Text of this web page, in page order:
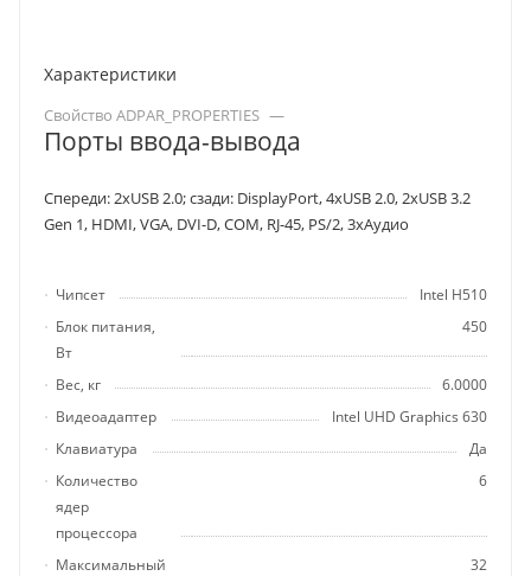
Характеристики
Свойство ADPAR_PROPERTIES —
Порты ввода-вывода
Спереди: 2хUSB 2.0; сзади: DisplayPort, 4хUSB 2.0, 2хUSB 3.2
Gen 1, HDMI, VGA, DVI-D, COM, RJ-45, PS/2, 3хАудио
Чипсет
Intel H510
Блок питания,
Вт
450
Вес, кг
6.0000
Видеоадаптер
Intel UHD Graphics 630
Клавиатура
Да
Количество
ядер
процессора
6
Максимальный
32